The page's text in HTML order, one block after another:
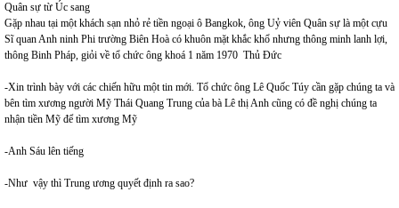
Quân sự từ Úc sang
Gặp nhau tại một khách sạn nhỏ rẻ tiền ngoại ô Bangkok, ông Uỷ viên Quân sự là một cựu
Sĩ quan Anh ninh Phi trường Biên Hoà có khuôn mặt khắc khổ nhưng thông minh lanh lợi,
thông Binh Pháp, giỏi về tổ chức ông khoá 1 năm 1970 Thủ Đức
-Xin trình bày với các chiến hữu một tin mới. Tổ chức ông Lê Quốc Túy cần gặp chúng ta và
bên tìm xương người Mỹ Thái Quang Trung của bà Lê thị Anh cũng có đề nghị chúng ta
nhận tiền Mỹ để tìm xương Mỹ
-Anh Sáu lên tiếng
-Như vậy thì Trung ương quyết định ra sao?